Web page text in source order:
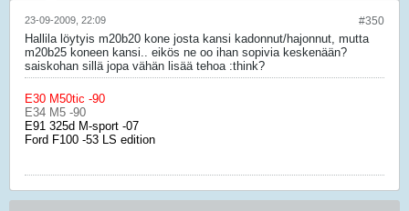
#350
23-09-2009, 22:09
Hallila löytyis m20b20 kone josta kansi kadonnut/hajonnut, mutta
m20b25 koneen kansi.. eikös ne oo ihan sopivia keskenään?
saiskohan sillä jopa vähän lisää tehoa :think?
E30 M50tic -90
E34 M5 -90
E91 325d M-sport -07
Ford F100 -53 LS edition